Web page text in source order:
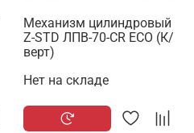
Механизм цилиндровый
Z-STD ЛПВ-70-CR ECO (К/
верт)
Нет на складе